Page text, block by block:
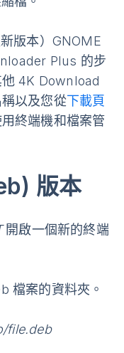
版本）GNOME
Plus 的步
4K Download
以及您從下載頁
終端機和檔案管
版本
開啟一個新的終端
檔案的資料夾。
file.deb